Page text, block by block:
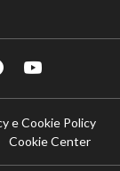
e Cookie Policy
Cookie Center